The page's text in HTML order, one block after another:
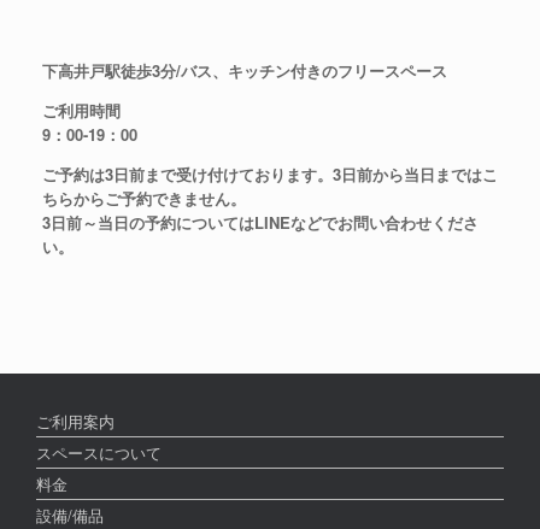
下高井戸駅徒歩3分/バス、キッチン付きのフリースペース
ご利用時間
9：00-19：00
ご予約は3日前まで受け付けております。3日前から当日まではこ
ちらからご予約できません。
3日前～当日の予約についてはLINEなどでお問い合わせくださ
い。
ご利用案内
スペースについて
料金
設備/備品